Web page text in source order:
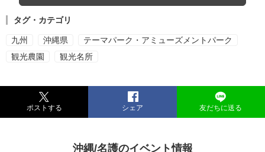
タグ・カテゴリ
九州 沖縄県
テーマパーク・アミューズメントパーク
観光農園
観光名所
ポストする シェア 友だちに送る
沖縄/名護のイベント情報